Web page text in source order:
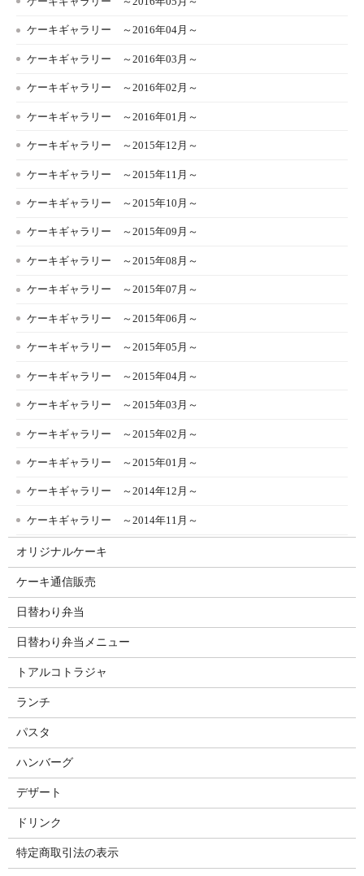
ケーキギャラリー ～2016年04月～
ケーキギャラリー ～2016年03月～
ケーキギャラリー ～2016年02月～
ケーキギャラリー ～2016年01月～
ケーキギャラリー ～2015年12月～
ケーキギャラリー ～2015年11月～
ケーキギャラリー ～2015年10月～
ケーキギャラリー ～2015年09月～
ケーキギャラリー ～2015年08月～
ケーキギャラリー ～2015年07月～
ケーキギャラリー ～2015年06月～
ケーキギャラリー ～2015年05月～
ケーキギャラリー ～2015年04月～
ケーキギャラリー ～2015年03月～
ケーキギャラリー ～2015年02月～
ケーキギャラリー ～2015年01月～
ケーキギャラリー ～2014年12月～
ケーキギャラリー ～2014年11月～
オリジナルケーキ
ケーキ通信販売
日替わり弁当
日替わり弁当メニュー
トアルコトラジャ
ランチ
パスタ
ハンバーグ
デザート
ドリンク
特定商取引法の表示